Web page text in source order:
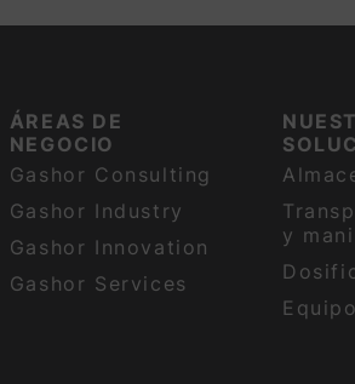
ÁREAS DE
NEGOCIO
Gashor Consulting
Gashor Industry
Gashor Innovation
Gashor Services
y